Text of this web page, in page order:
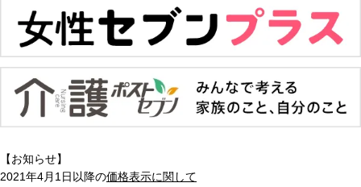
【お知らせ】
2021年4月1日以降の価格表示に関して